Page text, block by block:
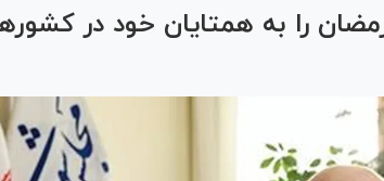
را به همتایان خود در